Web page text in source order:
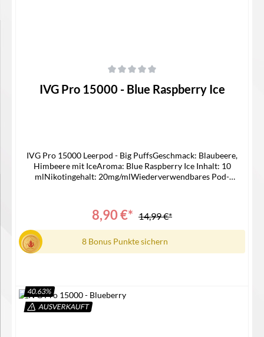
IVG Pro 15000 - Blue Raspberry Ice
IVG Pro 15000 Leerpod - Big PuffsGeschmack: Blaubeere,
Himbeere mit IceAroma: Blue Raspberry Ice Inhalt: 10
mlNikotingehalt: 20mg/mlWiederverwendbares Pod-
Bedienungsanleitung
8,90 €* 14,99 €*
8 Bonus Punkte sichern
40.63%
AUSVERKAUFT